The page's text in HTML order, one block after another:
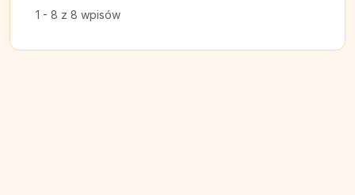
1 - 8 z 8 wpisów